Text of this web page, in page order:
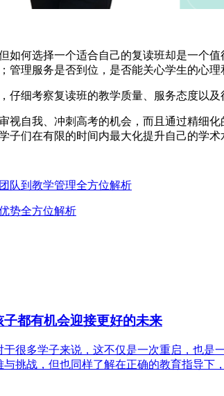
何选择一个适合自己的复读班却是一个
理服务是否到位，是否能关心学生的心理
细考察复读班的教学质量、服务态度以及
视自我、冲刺高考的机会，而且通过精细
们在有限的时间内最大化提升自己的学术
队到教学管理全方位解析
势全方位解析
都有机会迎接更好的未来
很多学子来说，这不仅是一次重启，也
挑战，但也同样了解在正确的教育指导下